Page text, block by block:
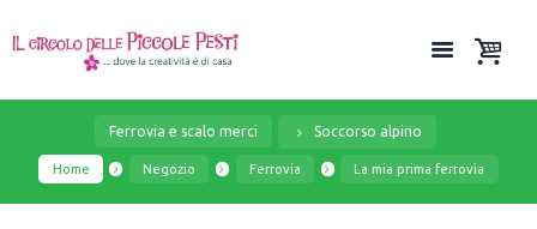
Ferrovia e scalo merci Soccorso alpino
Home Negozio Ferrovia La mia prima ferrovia